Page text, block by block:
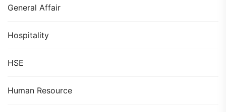
General Affair
Hospitality
HSE
Human Resource